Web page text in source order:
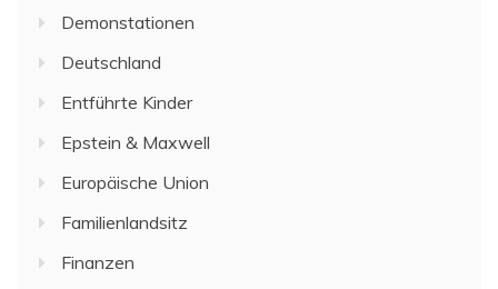
Demonstationen
Deutschland
Entführte Kinder
Epstein & Maxwell
Europäische Union
Familienlandsitz
Finanzen